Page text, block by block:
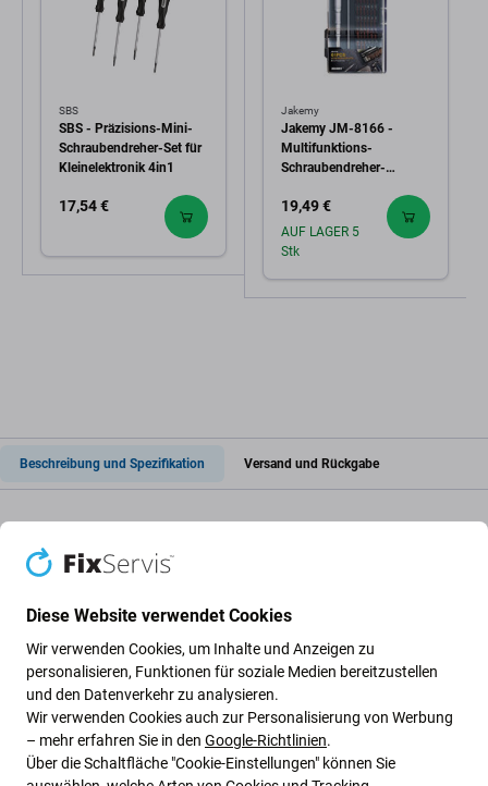
SBS
SBS - Präzisions-Mini-
Schraubendreher-Set für
Kleinelektronik 4in1
17,54 €
Jakemy
Jakemy JM-8166 -
Multifunktions-
Schraubendreher-
19,49 €
AUF LAGER 5
Stk
Beschreibung und Spezifikation Versand und Rückgabe
Baku BA-3038 - Universal-
ist ein Produkt, das Ihnen bei verschiedenenReparaturen
helfen kann. Es ist einSchraubendrehersatzmit 39
verschiedenen Werkzeugen, wieSchraubendreherbits
Öffnungswerkzeugen
Verlängerungsstangen
einemuniversellen gebogenen Griff. Die
Diese Website verwendet Cookies
Wir verwenden Cookies, um Inhalte und Anzeigen zu
personalisieren, Funktionen für soziale Medien bereitzustellen
und den Datenverkehr zu analysieren.
Wir verwenden Cookies auch zur Personalisierung von Werbung
– mehr erfahren Sie in den Google-Richtlinien.
Über die Schaltfläche "Cookie-Einstellungen" können Sie